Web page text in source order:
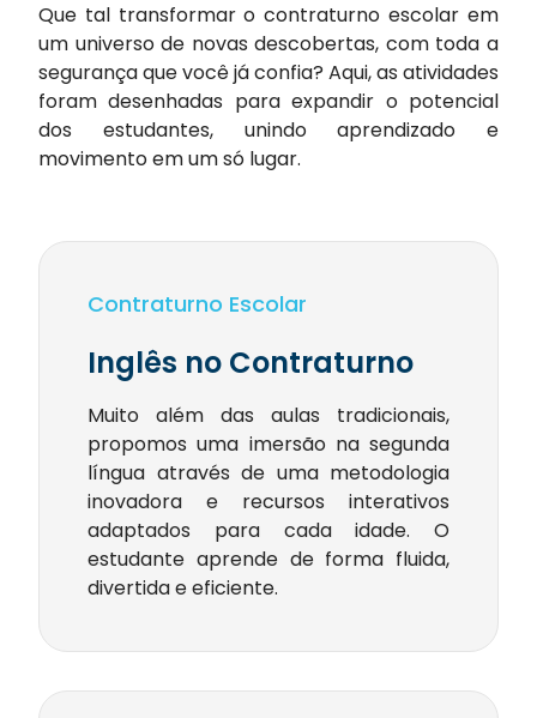
Que tal transformar o contraturno escolar em
um universo de novas descobertas, com toda a
segurança que você já confia? Aqui, as atividades
foram desenhadas para expandir o potencial
dos estudantes, unindo aprendizado e
movimento em um só lugar.
Contraturno Escolar
Inglês no Contraturno
Muito além das aulas tradicionais,
propomos uma imersão na segunda
língua através de uma metodologia
inovadora e recursos interativos
adaptados para cada idade. O
estudante aprende de forma fluida,
divertida e eficiente.